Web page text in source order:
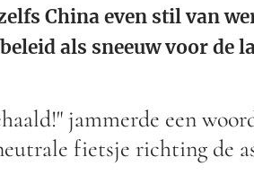
China even stil van
als sneeuw voor de
jammerde een
fietsje richting de